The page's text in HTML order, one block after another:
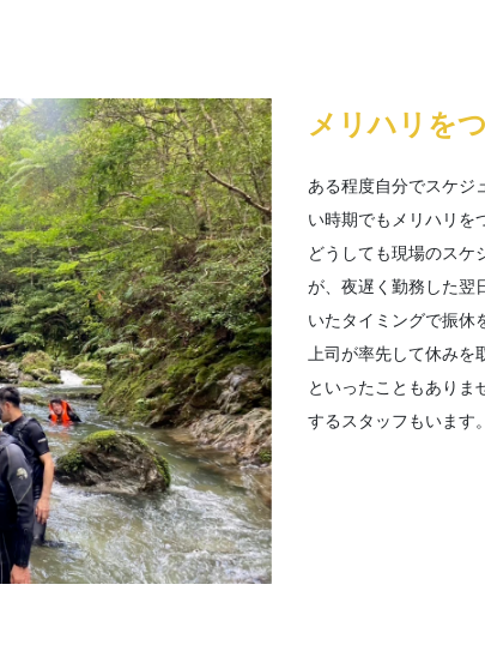
メリハリを
ある程度自分でスケジ
い時期でもメリハリを
どうしても現場のスケ
が、夜遅く勤務した翌
いたタイミングで振休
上司が率先して休み
といったこともありま
するスタッフもいます。